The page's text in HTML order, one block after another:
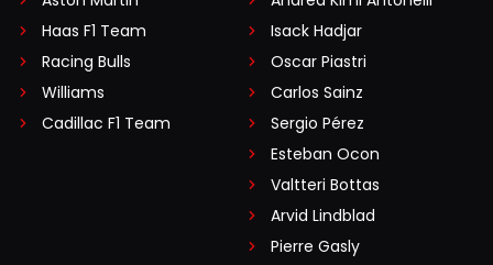
Haas F1 Team
Racing Bulls
Williams
Cadillac F1 Team
Isack Hadjar
Oscar Piastri
Carlos Sainz
Sergio Pérez
Esteban Ocon
Valtteri Bottas
Arvid Lindblad
Pierre Gasly